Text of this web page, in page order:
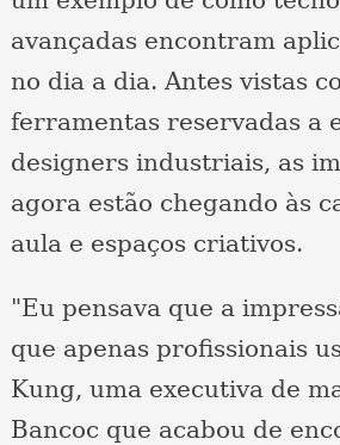
avançadas encontram
no dia a dia. Antes vistas
ferramentas reservadas a
designers industriais, as
agora estão chegando às
aula e espaços criativos.
"Eu pensava que a
que apenas profissionais
Kung, uma executiva de
Bancoc que acabou de